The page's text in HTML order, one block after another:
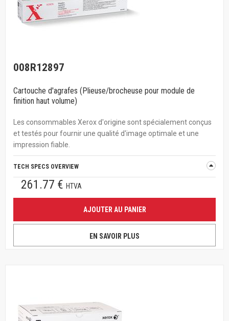
008R12897
Cartouche d'agrafes (Plieuse/brocheuse pour module de
finition haut volume)
Les consommables Xerox d'origine sont spécialement conçus
et testés pour fournir une qualité d'image optimale et une
impression fiable.
TECH SPECS OVERVIEW
261.77 € HTVA
AJOUTER AU PANIER
EN SAVOIR PLUS